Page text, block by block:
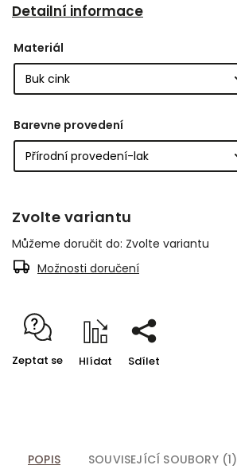
Detailní informace
Materiál
Barevne provedení
Zvolte variantu
Můžeme doručit do: Zvolte variantu
Možnosti doručení
Zeptat se Hlídat Sdílet
POPIS
SOUVISEJÍCÍ SOUBORY (1)